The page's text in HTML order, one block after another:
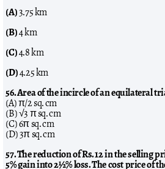
(A)3.75 km
(B)4 km
(C)4.8 km
(D)4.25 km
56. Area of the incircle of an equilateral
(A) π/2 sq. cm
(B) √3 π sq. cm
(C) 6π sq. cm
(D) 3π sq. cm
57. The reduction of Rs. 12 in the selling
5% gain into 2½% loss. The cost price of